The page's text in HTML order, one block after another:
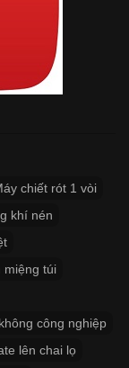
chiết rót 1 vòi
khí nén
miệng túi
công nghiệp
lên chai lọ